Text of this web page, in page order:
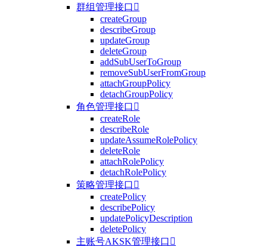
群组管理接口 
createGroup
describeGroup
updateGroup
deleteGroup
addSubUserToGroup
removeSubUserFromGroup
attachGroupPolicy
detachGroupPolicy
角色管理接口 
createRole
describeRole
updateAssumeRolePolicy
deleteRole
attachRolePolicy
detachRolePolicy
策略管理接口 
createPolicy
describePolicy
updatePolicyDescription
deletePolicy
主账号AKSK管理接口 